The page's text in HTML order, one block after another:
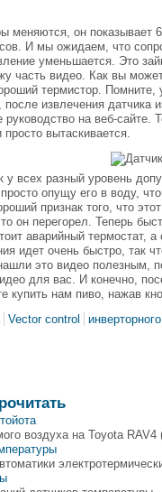
меняются, он показывает
И мы ожидаем, что
уменьшается. Это
часть видео. Как вы
термистор.
извлечения датчика
руководство на веб-
вытаскивается.
у всех разный уровень
опущу его в воду,
признак того, что
он перегорел. Теперь
аварийный термостат,
идет очень быстро, так
это видео полезным,
для вас. И конечно,
купить нам пиво, нажав
Vector control
воздуха на Toyota